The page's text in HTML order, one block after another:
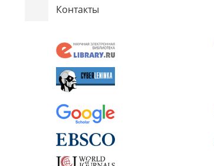
Контакты